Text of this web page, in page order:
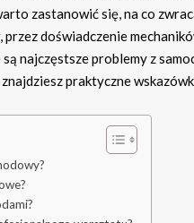
zastanowić się, na co
doświadczenie
najczęstsze problemy z
praktyczne